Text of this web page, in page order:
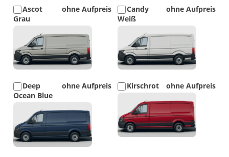
ohne Aufpreis
Ascot
Grau
ohne Aufpreis
Candy
Weiß
ohne Aufpreis
Deep
Ocean Blue
ohne Aufpreis
Kirschrot